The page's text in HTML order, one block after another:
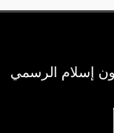
إسلام الرسمي